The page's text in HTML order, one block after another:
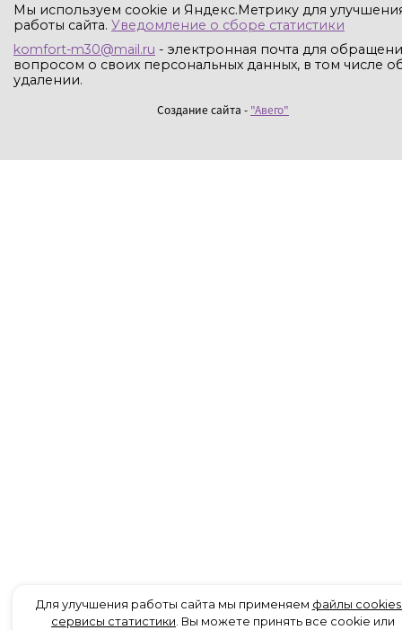
Мы используем cookie и Яндекс.Метрику для
работы сайта. Уведомление о сборе статистики
komfort-m30@mail.ru - электронная почта для
вопросом о своих персональных данных, в том числе
удалении.
Создание сайта - "Авего"
Для улучшения работы сайта мы применяем файлы cookies
сервисы статистики. Вы можете принять все cookie или